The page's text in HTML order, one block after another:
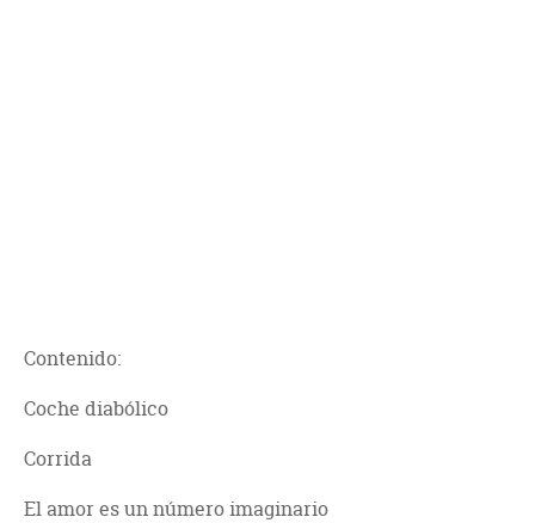
Contenido:
Coche diabólico
Corrida
El amor es un número imaginario